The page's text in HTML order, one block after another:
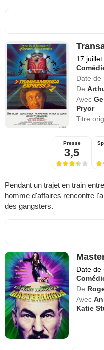
17
Date de
De
Avec
Pryor
Titre
Presse
3,5
Pendant un trajet en train
homme d'affaires rencontre
des gangsters.
Date de
De
Avec
Katie